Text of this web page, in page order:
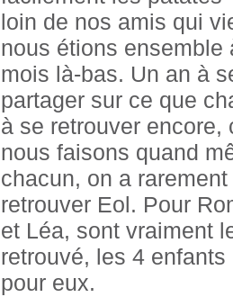
loin de nos amis qui
nous étions ensemble
mois là-bas. Un an à
partager sur ce que
à se retrouver
nous faisons quand
chacun, on a
retrouver Eol. Pour
et Léa, sont vraiment
retrouvé, les 4
pour eux.